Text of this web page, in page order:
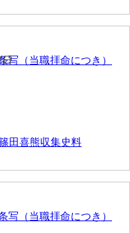
写（当職拝命につき）
田喜熊収集史料
日
写（当職拝命につき）